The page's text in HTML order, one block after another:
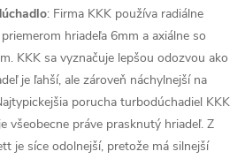
: Firma KKK používa radiálne
hriadeľa 6mm a axiálne so
KKK sa vyznačuje lepšou odozvou ako
je ľahší, ale zároveň náchylnejší na
porucha turbodúchadiel KKK
všeobecne práve prasknutý hriadeľ. Z
je síce odolnejší, pretože má silnejší